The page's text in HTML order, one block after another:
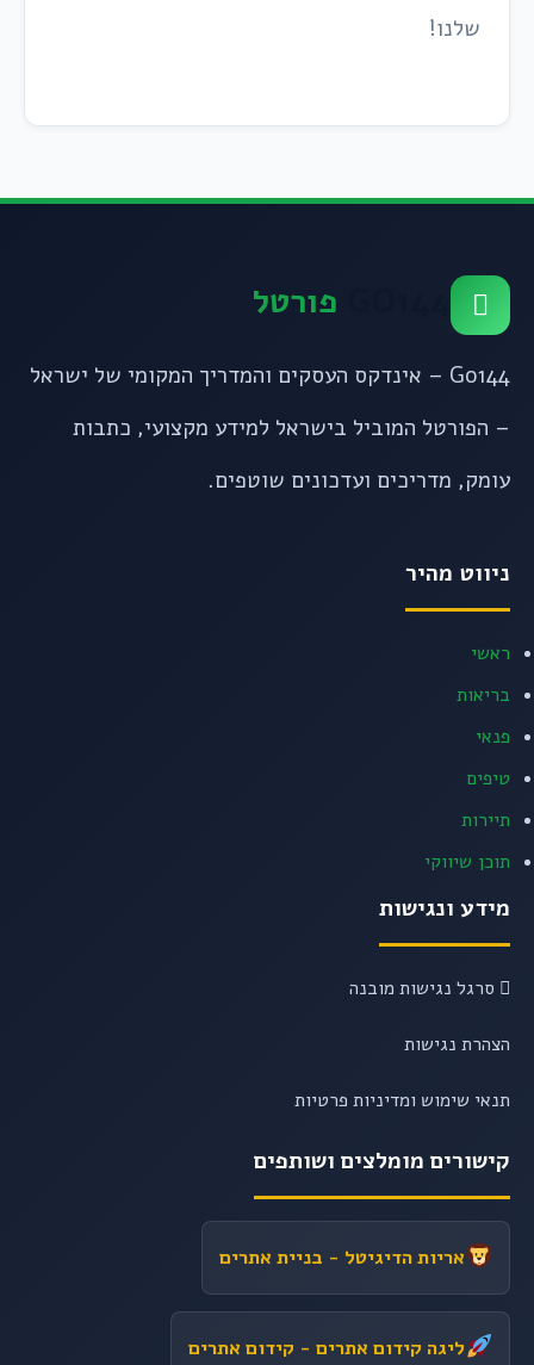
שלנו!
פורטל
Go144 – אינדקס העסקים והמדריך המקומי של ישראל
– הפורטל המוביל בישראל למידע מקצועי, כתבות
עומק, מדריכים ועדכונים שוטפים.
ניווט מהיר
ראשי
בריאות
פנאי
טיפים
תיירות
תוכן שיווקי
מידע ונגישות
סרגל נגישות מובנה
הצהרת נגישות
תנאי שימוש ומדיניות פרטיות
קישורים מומלצים ושותפים
אריות הדיגיטל - בניית אתרים
ליגה קידום אתרים- קידום אתרים